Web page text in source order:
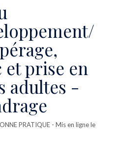
prise en
adultes -
PRATIQUE - Mis en ligne le